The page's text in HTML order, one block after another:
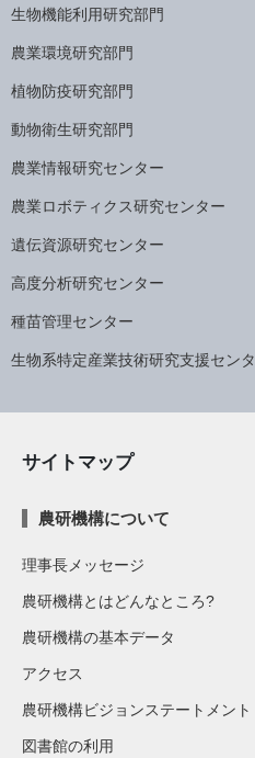
生物機能利用研究部門
農業環境研究部門
植物防疫研究部門
動物衛生研究部門
農業情報研究センター
農業ロボティクス研究センター
遺伝資源研究センター
高度分析研究センター
種苗管理センター
生物系特定産業技術研究支援セン
サイトマップ
農研機構について
理事長メッセージ
農研機構とはどんなところ?
農研機構の基本データ
アクセス
農研機構ビジョンステートメント
図書館の利用